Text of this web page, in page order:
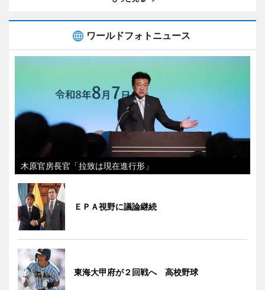
ワールドフォトニュース
木原官房長官「拉致は現在進行形」
ＥＰＡ視野に議論継続
東海大甲府が２回戦へ 高校野球